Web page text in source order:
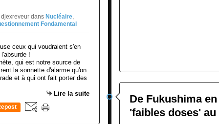
dans Nucléaire,
Fondamental
qui est notre source de
la sonnette d'alarme qu'on
et à qui ont fait porter des
Lire la suite
De Fukushima
'faibles doses'